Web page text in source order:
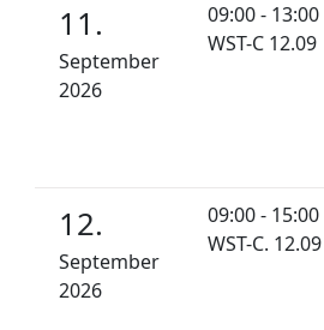
11.
September
2026
09:00 -
WST-C 12.09
12.
September
2026
09:00 -
WST-C. 12.09